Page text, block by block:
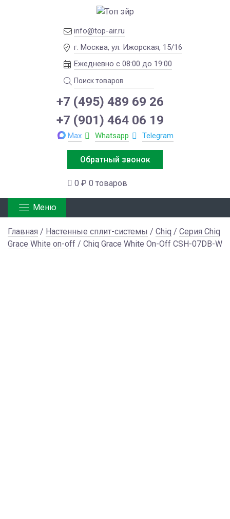
info@top-air.ru
г. Москва, ул. Ижорская, 15/16
Ежедневно с 08:00 до 19:00
+7 (495) 489 69 26
+7 (901) 464 06 19
Max Whatsapp Telegram
Обратный звонок
0 ₽ 0 товаров
Меню
Главная / Настенные сплит-системы / Chiq / Серия Chiq
Grace White on-off / Chiq Grace White On-Off CSH-07DB-W